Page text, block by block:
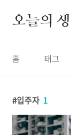
오늘의
홈 태그
입주자 1